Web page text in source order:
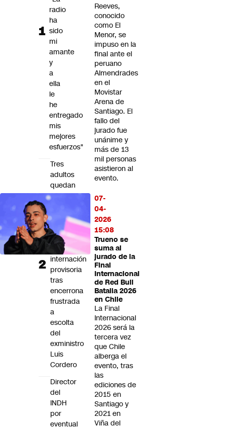
Reeves,
conocido
como El
Menor, se
impuso en la
final ante el
peruano
Almendrades
en el
Movistar
Arena de
Santiago. El
fallo del
jurado fue
unánime y
más de 13
mil personas
asistieron al
evento.
07-
04-
2026
15:08
Trueno se
suma al
jurado de la
Final
Internacional
de Red Bull
Batalla 2026
en Chile
La Final
Internacional
2026 será la
tercera vez
que Chile
alberga el
evento, tras
las
ediciones de
2015 en
Santiago y
2021 en
Viña del
radio
ha
sido
mi
amante
y
a
ella
le
he
entregado
mis
mejores
esfuerzos"
Tres
adultos
quedan
en
preventiva
y
adolescente
internación
provisoria
tras
encerrona
frustrada
a
escolta
del
exministro
Luis
Cordero
Director
del
INDH
por
eventual